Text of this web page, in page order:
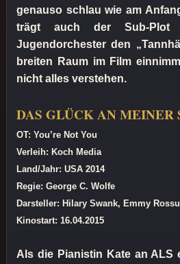
genauso schlau wie am
trägt auch der Sub-
Jugendorchester den
breiten Raum im Film
nicht alles verstehen.
DAS GLÜCK AN MEINER
OT: You’re Not You
Verleih: Koch Media
Land/Jahr: USA 2014
Regie: George C. Wolfe
Darsteller: Hilary Swank, Emmy
Kinostart: 16.04.2015
Als die Pianistin Kate an ALS